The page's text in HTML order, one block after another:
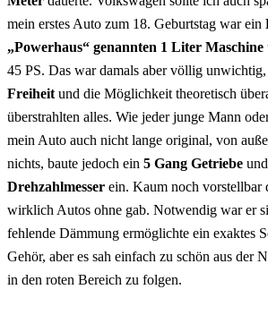
mein erstes Auto zum 18. Geburtstag war ein
„Powerhaus“ genannten 1 Liter Maschine
45 PS. Das war damals aber völlig unwichtig,
Freiheit und die Möglichkeit theoretisch
überstrahlten alles. Wie jeder junge Mann
mein Auto auch nicht lange original, von
nichts, baute jedoch ein 5 Gang Getriebe
Drehzahlmesser ein. Kaum noch vorstellbar
wirklich Autos ohne gab. Notwendig war er
fehlende Dämmung ermöglichte ein exaktes
Gehör, aber es sah einfach zu schön aus der
in den roten Bereich zu folgen.